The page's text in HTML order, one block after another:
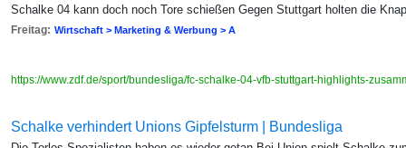
Schalke 04 kann doch noch Tore schießen Gegen Stuttgart holten die
Freitag: Wirtschaft > Marketing & Werbung > A
https://www.zdf.de/sport/bundesliga/fc-schalke-04-vfb-stuttgart-highlights-
Schalke verhindert Unions Gipfelsturm | Bundesliga